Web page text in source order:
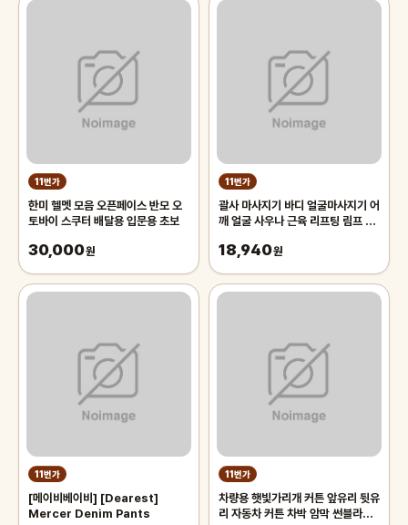
11번가
한미 헬멧 모음 오픈페이스 반모 오
토바이 스쿠터 배달용 입문용 초보
30,000원
11번가
괄사 마사지기 바디 얼굴마사지기 어
깨 얼굴 사우나 근육 리프팅 림프 1
18,940원
11번가
[메이비베이비] [Dearest]
Mercer Denim Pants
11번가
차량용 햇빛가리개 커튼 앞유리 뒷유
리 자동차 커튼 차박 암막 썬블라인